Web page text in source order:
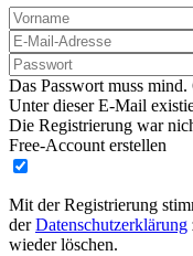
Das Passwort muss
Unter dieser E-Mail
Die Registrierung war
Free-Account erstellen
Mit der Registrierung
derDatenschutzerklärung
wieder löschen.